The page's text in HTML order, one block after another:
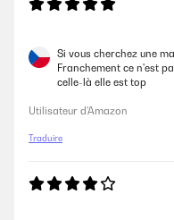
Si vous cherchez une
Franchement ce n'est
celle-là elle est top
Utilisateur d'Amazon
Traduire